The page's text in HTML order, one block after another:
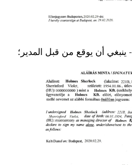
ينبغي أن يوقع من قبل المدير؛